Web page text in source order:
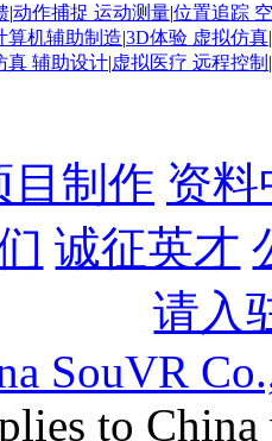
|动作捕捉 运动测量|位置追踪
算机辅助制造|3D体验 虚拟仿真|
真 辅助设计|虚拟医疗 远程控制 |
目制作 资料
诚征英才
请入
SouVR
to